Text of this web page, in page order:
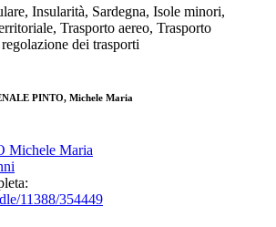
Insularità, Sardegna, Isole minori,
Trasporto aereo, Trasporto
dei trasporti
PINTO, Michele Maria
Michele Maria
11388/354449